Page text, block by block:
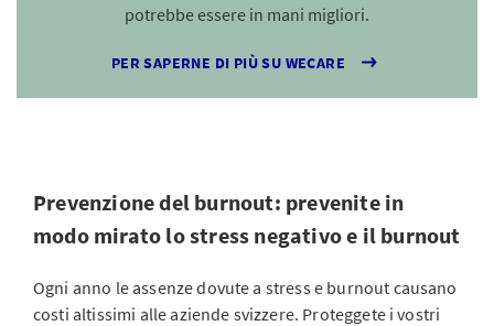
potrebbe essere in mani migliori.
PER SAPERNE DI PIÙ SU WECARE
Prevenzione del burnout: prevenite in
modo mirato lo stress negativo e il burnout
Ogni anno le assenze dovute a stress e burnout causano
costi altissimi alle aziende svizzere. Proteggete i vostri